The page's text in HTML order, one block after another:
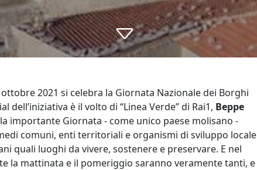
ottobre 2021 si celebra la Giornata Nazionale dei Borghi
dell’iniziativa è il volto di “Linea Verde” di Rai1, Beppe
importante Giornata - come unico paese molisano -
comuni, enti territoriali e organismi di sviluppo locale
quali luoghi da vivere, sostenere e preservare. E nel
la mattinata e il pomeriggio saranno veramente tanti, e